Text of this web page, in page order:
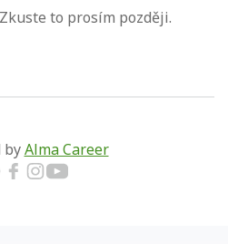
to prosím později.
byAlma Career